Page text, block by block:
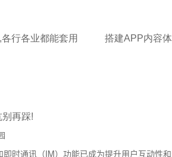
行各业都能套用 搭建APP内容
再踩!
时通讯（IM）功能已成为提升用户互动性